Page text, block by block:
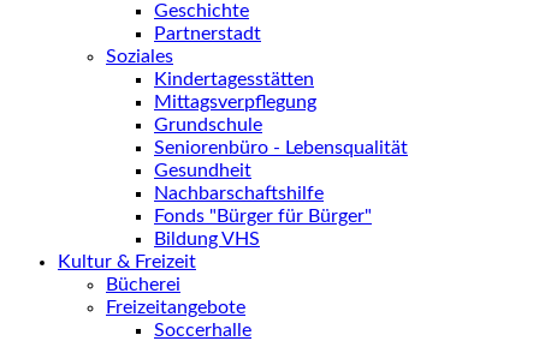
Geschichte
Partnerstadt
Soziales
Kindertagesstätten
Mittagsverpflegung
Grundschule
Seniorenbüro - Lebensqualität
Gesundheit
Nachbarschaftshilfe
Fonds "Bürger für Bürger"
Bildung VHS
Kultur & Freizeit
Bücherei
Freizeitangebote
Soccerhalle